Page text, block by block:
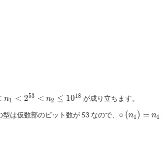
n1 < 253 < n2 ≤ 1018 が成り立ちます。
型は仮数部のビット数が 53 なので、 ∘ (n1 ) = n1